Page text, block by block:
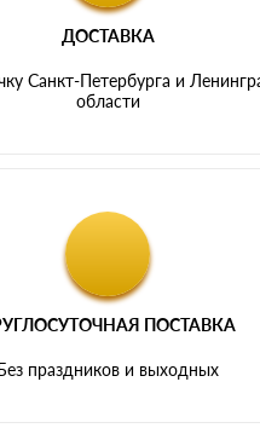
ДОСТАВКА
Санкт-Петербурга и
области
ПОСТАВКА
праздников и выходных